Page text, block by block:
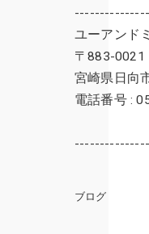
ユーアンド
〒883-0021
宮崎県日向
電話番号 :
ブログ